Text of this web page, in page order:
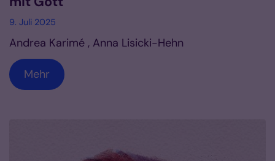
9. Juli 2025
Andrea Karimé , Anna Lisicki-Hehn
Mehr